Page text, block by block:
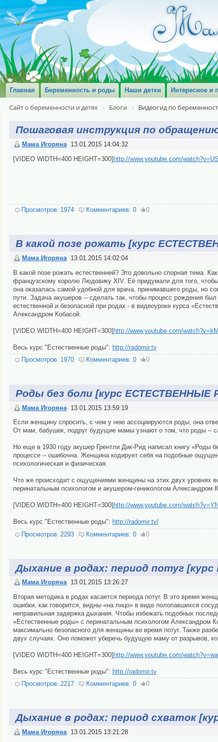
Главная Беременность и роды Наши детки Интересное и
Сайт о беременности и детях Блоги Видеогид по
Пошаговая инструкция по
Мама Игоряна 13.01.2015 14:04:32
[VIDEO WIDTH=400 HEIGHT=300] http://www.youtube.com/
Просмотров: 1974 Комментариев: 0 0
В какой позе рожать [курс
Мама Игоряна 13.01.2015 14:02:04
В какой позе рожать естественней? Это довольно спорная тема.
французскому королю Людовику XIV. Её придумали для того,
она оказалась самой удобной для врача, принимавшего роды, но
пути. Задача акушеров -- сделать так, чтобы процесс рождения
естественной и безопасной при родах - в видеоуроке курса
Александром Кобасой.
[VIDEO WIDTH=400 HEIGHT=300]http://www.youtube.com/
Весь курс "Естественные роды": http://radomir.tv
Просмотров: 1970 Комментариев: 0 0
Роды без боли [курс ЕСТЕСТВЕННЫЕ
Мама Игоряна 13.01.2015 13:59:19
Если женщину спросить, с чем у нею ассоциируются роды, она
От мам, бабушек, подруг будущие мамы узнают о том, что роды --
Но еще в 1930 году акушер Грентли Дик-Рид написал книгу «Роды
процессе -- ошибочна. Женщина кодирует себя на подобные
психологическая и физическая.
Что же происходит с ощущениями женщины на этих двух уровнях
перинатальным психологом и акушером-геникологом Александром
[VIDEO WIDTH=400 HEIGHT=300] http://www.youtube.com/
Весь курс "Естественные роды": http://radomir.tv/
Просмотров: 2293 Комментариев: 0 0
Дыхание в родах: период потуг
Мама Игоряна 13.01.2015 13:26:27
Вторая методика в родах касается периода потуг. В это время
ошибки, как говорится, видны «на лицо» в виде полопавшихся
неправильная задержка дыхания. Чтобы избежать подобных
«Естественные роды» с перинатальным психологом Александром
максимально безопасного для женщины во время потуг. Также
двух случаях. Оно поможет уберечь будущую маму от разрывов,
[VIDEO WIDTH=400 HEIGHT=300] http://www.youtube.com/
Весь курс "Естественные роды": http://radomir.tv
Просмотров: 2217 Комментариев: 0 0
Дыхание в родах: период схваток
Мама Игоряна 13.01.2015 13:21:28